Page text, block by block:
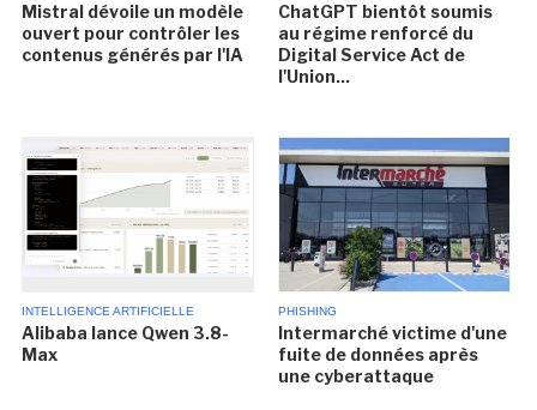
Mistral dévoile un modèle
ouvert pour contrôler les
contenus générés par l'IA
ChatGPT bientôt soumis
au régime renforcé du
Digital Service Act de
l'Union...
INTELLIGENCE ARTIFICIELLE
Alibaba lance Qwen 3.8-
Max
PHISHING
Intermarché victime d'une
fuite de données après
une cyberattaque